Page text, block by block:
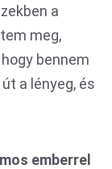
a
meg,
bennem
a lényeg, és
emberrel